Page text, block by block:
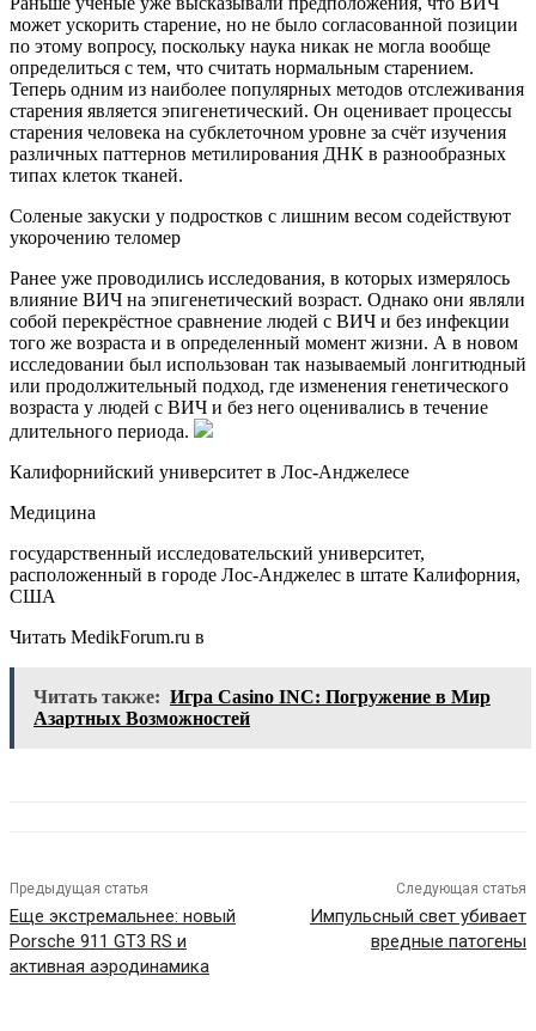
может ускорить старение, но не было согласованной позиции
по этому вопросу, поскольку наука никак не могла вообще
определиться с тем, что считать нормальным старением.
Теперь одним из наиболее популярных методов отслеживания
старения является эпигенетический. Он оценивает процессы
старения человека на субклеточном уровне за счёт изучения
различных паттернов метилирования ДНК в разнообразных
типах клеток тканей.
Соленые закуски у подростков с лишним весом содействуют
укорочению теломер
Ранее уже проводились исследования, в которых измерялось
влияние ВИЧ на эпигенетический возраст. Однако они являли
собой перекрёстное сравнение людей с ВИЧ и без инфекции
того же возраста и в определенный момент жизни. А в новом
исследовании был использован так называемый лонгитюдный
или продолжительный подход, где изменения генетического
возраста у людей с ВИЧ и без него оценивались в течение
длительного периода.
Калифорнийский университет в Лос-Анджелесе
Медицина
государственный исследовательский университет,
расположенный в городе Лос-Анджелес в штате Калифорния,
США
Читать MedikForum.ru в
Читать также: Игра Cаsino INC: Погружение в Мир
Азартных Возможностей
Предыдущая статья
Еще экстремальнее: новый
Porsche 911 GT3 RS и
активная аэродинамика
Следующая статья
Импульсный свет убивает
вредные патогены